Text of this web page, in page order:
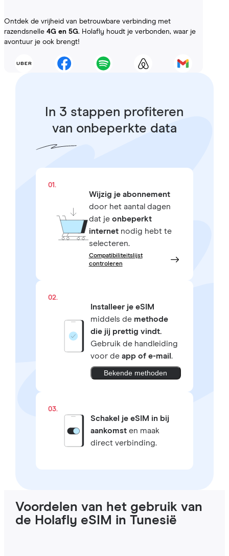
Ontdek de vrijheid van betrouwbare verbinding met
razendsnelle 4G en 5G. Holafly houdt je verbonden, waar je
avontuur je ook brengt!
In 3 stappen profiteren
van onbeperkte data
01.
Wijzig je abonnement
door het aantal dagen
dat je onbeperkt
internetnodig hebt te
selecteren.
Compatibiliteitslijst
controleren
02.
Installeer je eSIM
middels de methode
die jij prettig vindt.
Gebruik de handleiding
voor de app of e-mail .
Bekende methoden
03.
Schakel je eSIM in bij
aankomsten maak
direct verbinding.
Voordelen van het gebruik van
de Holafly eSIM in Tunesië